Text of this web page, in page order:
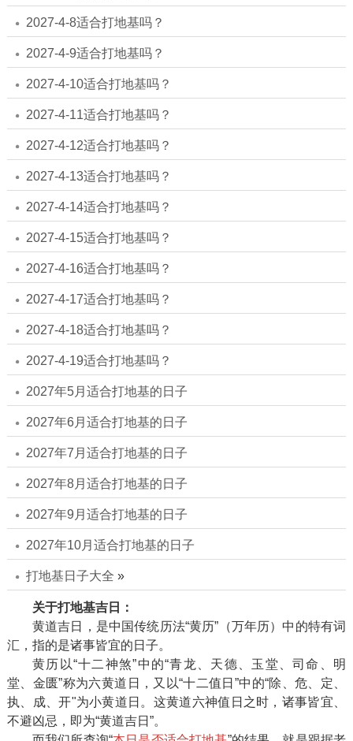
2027-4-8适合打地基吗？
2027-4-9适合打地基吗？
2027-4-10适合打地基吗？
2027-4-11适合打地基吗？
2027-4-12适合打地基吗？
2027-4-13适合打地基吗？
2027-4-14适合打地基吗？
2027-4-15适合打地基吗？
2027-4-16适合打地基吗？
2027-4-17适合打地基吗？
2027-4-18适合打地基吗？
2027-4-19适合打地基吗？
2027年5月适合打地基的日子
2027年6月适合打地基的日子
2027年7月适合打地基的日子
2027年8月适合打地基的日子
2027年9月适合打地基的日子
2027年10月适合打地基的日子
打地基日子大全 »
关于打地基吉日：
黄道吉日，是中国传统历法“黄历”（万年历）中的特有词
汇，指的是诸事皆宜的日子。
黄历以“十二神煞”中的“青龙、天德、玉堂、司命、明
堂、金匮”称为六黄道日，又以“十二值日”中的“除、危、定、
执、成、开"为小黄道日。这黄道六神值日之时，诸事皆宜、
不避凶忌，即为“黄道吉日”。